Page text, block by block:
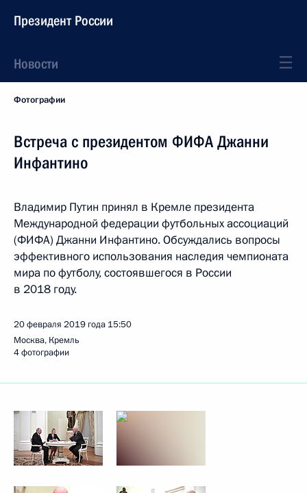
Президент России
Новости
Фотографии
Встреча с президентом ФИФА Джанни
Инфантино
Владимир Путин принял в Кремле президента
Международной федерации футбольных ассоциаций
(ФИФА) Джанни Инфантино. Обсуждались вопросы
эффективного использования наследия чемпионата
мира по футболу, состоявшегося в России
в 2018 году.
20 февраля 2019 года 15:50
Москва, Кремль
4 фотографии